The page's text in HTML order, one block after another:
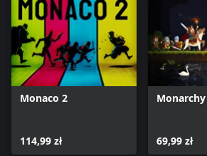
Monaco 2
114,99 zł
Monarchy
69,99 zł